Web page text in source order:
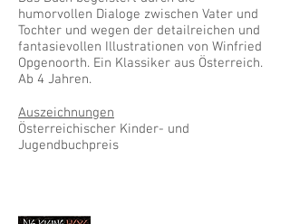
humorvollen Dialoge zwischen Vater und
Tochter und wegen der detailreichen und
fantasievollen Illustrationen von Winfried
Opgenoorth. Ein Klassiker aus Österreich.
Ab 4 Jahren.
Auszeichnungen
Österreichischer Kinder- und
Jugendbuchpreis